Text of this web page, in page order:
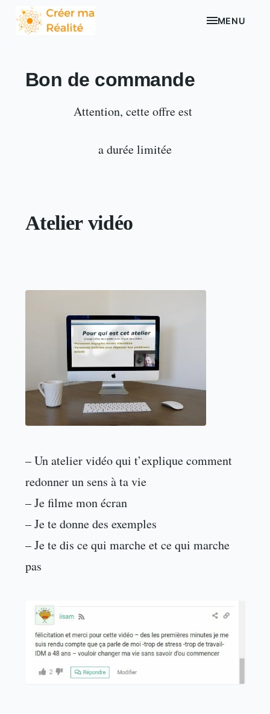
MENU
Bon de commande
Attention, cette offre est
a durée limitée
Atelier vidéo
– Un atelier vidéo qui t’explique comment
redonner un sens à ta vie
– Je filme mon écran
– Je te donne des exemples
– Je te dis ce qui marche et ce qui marche
pas